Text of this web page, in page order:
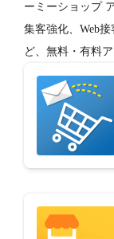
ーミーショップ
集客強化、Web
ど、無料・有料